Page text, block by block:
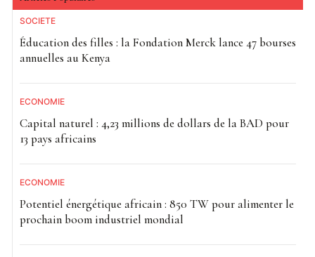
SOCIETE
Éducation des filles : la Fondation Merck lance 47 bourses
annuelles au Kenya
ECONOMIE
Capital naturel : 4,23 millions de dollars de la BAD pour
13 pays africains
ECONOMIE
Potentiel énergétique africain : 850 TW pour alimenter le
prochain boom industriel mondial